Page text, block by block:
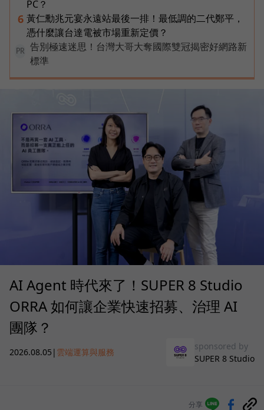
PC？
6 黃仁勳兆元宴永遠站最後一排！最低調的二代鄭平，
憑什麼讓台達電被市場重新定價？
PR
告別極速迷思！台灣大哥大奪國際雙冠揭密好網路新
標準
AI Agent 時代來了！SUPER 8 Studio
ORRA 如何讓企業快速招募、治理 AI
團隊？
2026.08.05 | 雲端運算與服務
sponsored by
SUPER 8 Studio
分享